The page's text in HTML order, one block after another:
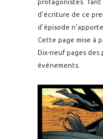
protagonistes.
d'écriture de ce
d'épisode
Cette page mise à
Dix-neuf pages
événements.